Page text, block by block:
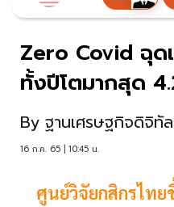
Zero Covid ฉุด
ทั้งปีโตมากสุด
By ฐานเศรษฐกิจดิจิทัล
16 ก.ค. 65 | 10:45 น.
ศูนย์วิจัยกสิกรไทย